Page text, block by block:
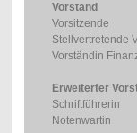
Vorstand
Vorsitzende
Stellvertretende
Vorständin
Erweiterter
Schriftführerin
Notenwartin